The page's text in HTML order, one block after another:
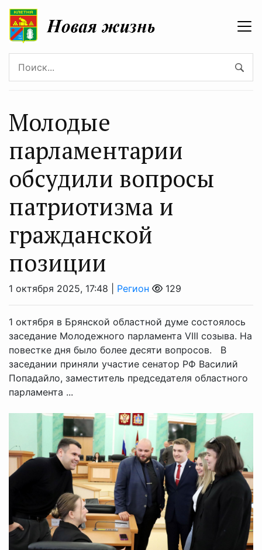
Молодые
парламентарии
обсудили вопросы
патриотизма и
гражданской
позиции
1 октября 2025, 17:48 | Регион 129
1 октября в Брянской областной думе состоялось
заседание Молодежного парламента VIII созыва. На
повестке дня было более десяти вопросов. В
заседании приняли участие сенатор РФ Василий
Попадайло, заместитель председателя областного
парламента ...